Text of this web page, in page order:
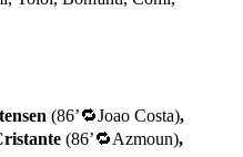
(86’🔁Joao Costa),
(86’🔁Azmoun),